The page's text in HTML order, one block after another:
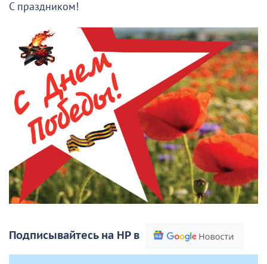
С праздником!
Подписывайтесь на НР в